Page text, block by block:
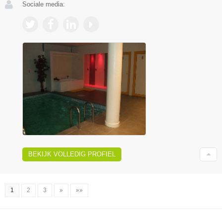
Sociale media:
BEKIJK VOLLEDIG PROFIEL
1 2 3 » »»